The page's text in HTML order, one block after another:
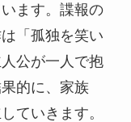
ます。諜報の
「孤独を笑い
公が一人で抱
的に、家族
ていきます。